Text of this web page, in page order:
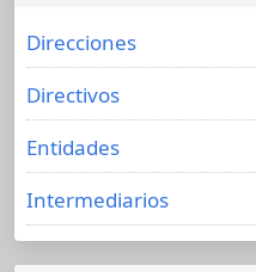
Direcciones
Directivos
Entidades
Intermediarios